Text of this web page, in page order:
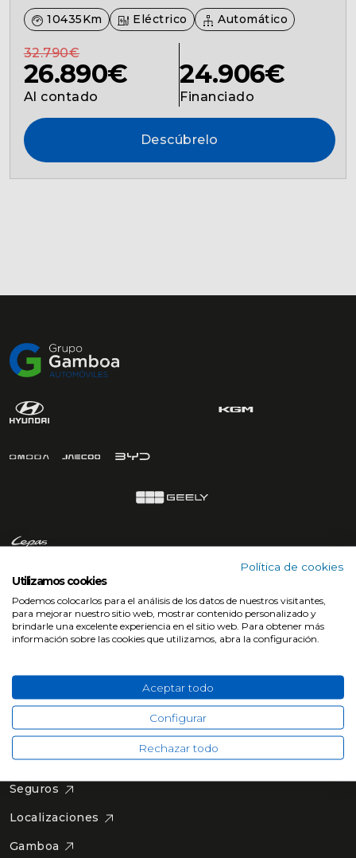
10435Km Eléctrico Automático
32.790€
26.890€
Al contado
24.906€
Financiado
Descúbrelo
Grupo Gamboa
Coches
Marcas
Renting
Alquiler
Postventa
Seguros
Localizaciones
Gamboa
Política de cookies
Utilizamos cookies
Podemos colocarlos para el análisis de los datos de nuestros visitantes,
para mejorar nuestro sitio web, mostrar contenido personalizado y
brindarle una excelente experiencia en el sitio web. Para obtener más
información sobre las cookies que utilizamos, abra la configuración.
Aceptar todo
Configurar
Rechazar todo